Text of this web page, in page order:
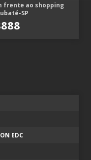
frente ao shopping
SP
EDC